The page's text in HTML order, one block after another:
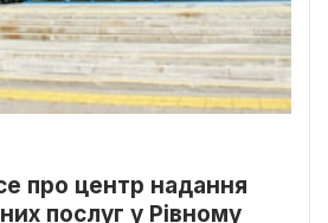
про центр надання
послуг у Рівному